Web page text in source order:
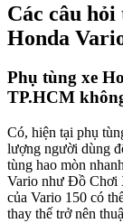
Các câu
Honda
Phụ tùng xe
TP.HCM
Có, hiện tại phụ
lượng người dùng
tùng hao mòn
Vario như Đồ Chơi
của Vario 150 có
thay thế trở nên